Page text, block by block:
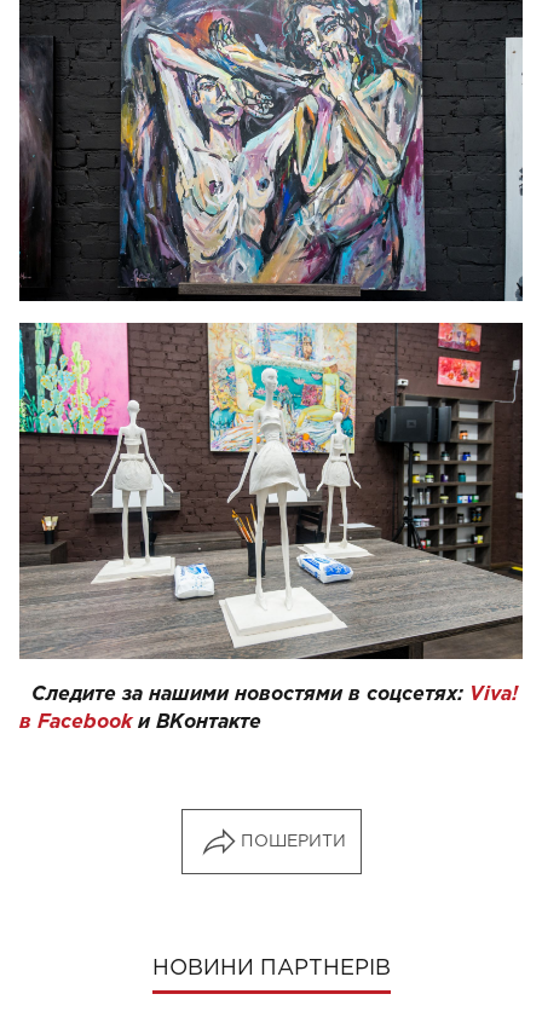
Следите за нашими новостями в соцсетях: Viva!
в Facebookи ВКонтакте
ПОШЕРИТИ
НОВИНИ ПАРТНЕРІВ